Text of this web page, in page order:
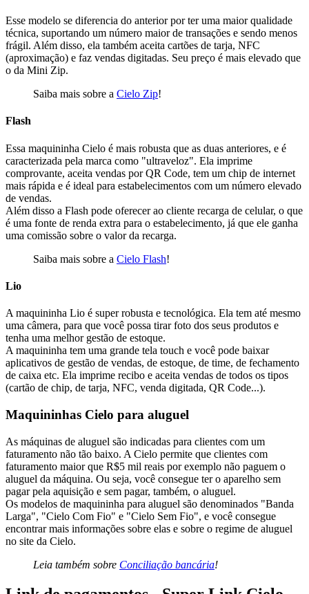
Esse modelo se diferencia do anterior por ter uma maior qualidade
técnica, suportando um número maior de transações e sendo menos
frágil. Além disso, ela também aceita cartões de tarja, NFC
(aproximação) e faz vendas digitadas. Seu preço é mais elevado que
o da Mini Zip.
Saiba mais sobre a Cielo Zip!
Flash
Essa maquininha Cielo é mais robusta que as duas anteriores, e é
caracterizada pela marca como "ultraveloz". Ela imprime
comprovante, aceita vendas por QR Code, tem um chip de internet
mais rápida e é ideal para estabelecimentos com um número elevado
de vendas.
Além disso a Flash pode oferecer ao cliente recarga de celular, o que
é uma fonte de renda extra para o estabelecimento, já que ele ganha
uma comissão sobre o valor da recarga.
Saiba mais sobre a Cielo Flash!
Lio
A maquininha Lio é super robusta e tecnológica. Ela tem até mesmo
uma câmera, para que você possa tirar foto dos seus produtos e
tenha uma melhor gestão de estoque.
A maquininha tem uma grande tela touch e você pode baixar
aplicativos de gestão de vendas, de estoque, de time, de fechamento
de caixa etc. Ela imprime recibo e aceita vendas de todos os tipos
(cartão de chip, de tarja, NFC, venda digitada, QR Code...).
Maquininhas Cielo para aluguel
As máquinas de aluguel são indicadas para clientes com um
faturamento não tão baixo. A Cielo permite que clientes com
faturamento maior que R$5 mil reais por exemplo não paguem o
aluguel da máquina. Ou seja, você consegue ter o aparelho sem
pagar pela aquisição e sem pagar, também, o aluguel.
Os modelos de maquininha para aluguel são denominados "Banda
Larga", "Cielo Com Fio" e "Cielo Sem Fio", e você consegue
encontrar mais informações sobre elas e sobre o regime de aluguel
no site da Cielo.
Leia também sobre Conciliação bancária!